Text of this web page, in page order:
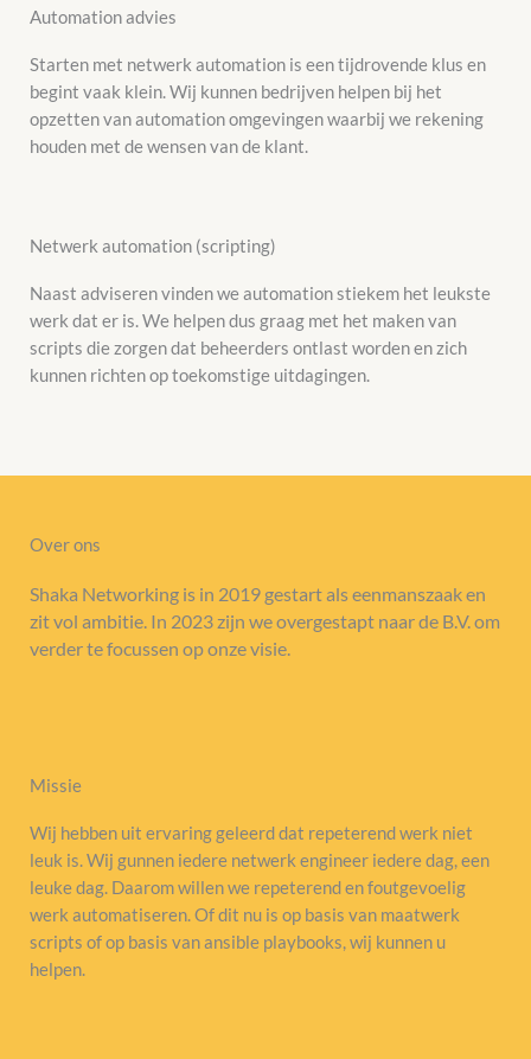
Automation advies
Starten met netwerk automation is een tijdrovende klus en
begint vaak klein. Wij kunnen bedrijven helpen bij het
opzetten van automation omgevingen waarbij we rekening
houden met de wensen van de klant.
Netwerk automation (scripting)
Naast adviseren vinden we automation stiekem het leukste
werk dat er is. We helpen dus graag met het maken van
scripts die zorgen dat beheerders ontlast worden en zich
kunnen richten op toekomstige uitdagingen.
Over ons
Shaka Networking is in 2019 gestart als eenmanszaak en
zit vol ambitie. In 2023 zijn we overgestapt naar de B.V. om
verder te focussen op onze visie.
Missie
Wij hebben uit ervaring geleerd dat repeterend werk niet
leuk is. Wij gunnen iedere netwerk engineer iedere dag, een
leuke dag. Daarom willen we repeterend en foutgevoelig
werk automatiseren. Of dit nu is op basis van maatwerk
scripts of op basis van ansible playbooks, wij kunnen u
helpen.